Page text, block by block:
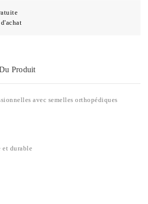
Produit
avec semelles orthopédiques
et durable